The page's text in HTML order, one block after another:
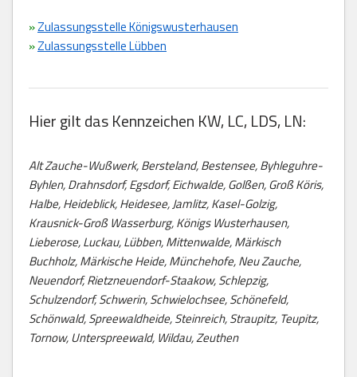
»Zulassungsstelle Königswusterhausen
»Zulassungsstelle Lübben
Hier gilt das Kennzeichen KW, LC, LDS, LN:
Alt Zauche-Wußwerk, Bersteland, Bestensee, Byhleguhre-
Byhlen, Drahnsdorf, Egsdorf, Eichwalde, Golßen, Groß Köris,
Halbe, Heideblick, Heidesee, Jamlitz, Kasel-Golzig,
Krausnick-Groß Wasserburg, Königs Wusterhausen,
Lieberose, Luckau, Lübben, Mittenwalde, Märkisch
Buchholz, Märkische Heide, Münchehofe, Neu Zauche,
Neuendorf, Rietzneuendorf-Staakow, Schlepzig,
Schulzendorf, Schwerin, Schwielochsee, Schönefeld,
Schönwald, Spreewaldheide, Steinreich, Straupitz, Teupitz,
Tornow, Unterspreewald, Wildau, Zeuthen